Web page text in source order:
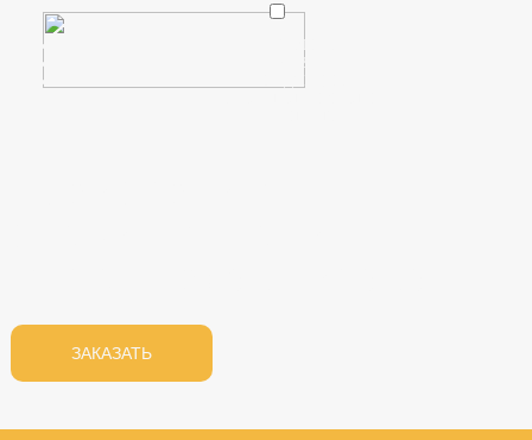
О ЗАВОДЕ
ЗАКАЗАТЬ